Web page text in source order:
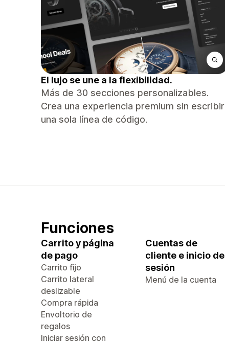
El lujo se une a la flexibilidad.
Más de 30 secciones personalizables.
Crea una experiencia premium sin escribir
una sola línea de código.
Funciones
Carrito y página
de pago
Carrito fijo
Carrito lateral
deslizable
Compra rápida
Envoltorio de
regalos
Iniciar sesión con
Cuentas de
cliente e inicio de
sesión
Menú de la cuenta